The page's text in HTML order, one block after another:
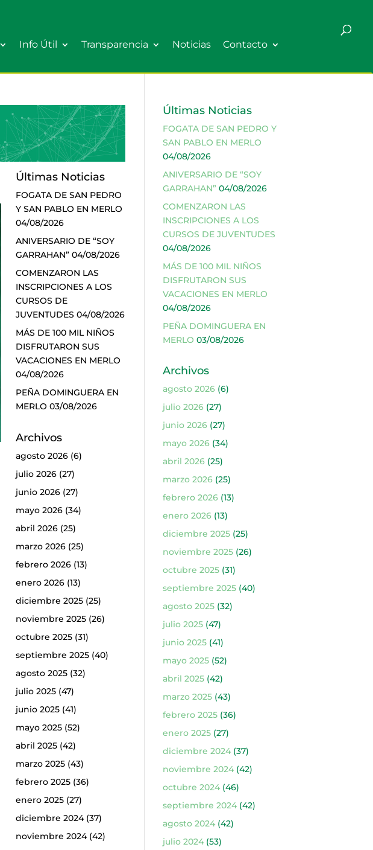
Info Útil Transparencia Noticias Contacto
Últimas Noticias
FOGATA DE SAN PEDRO
Y SAN PABLO EN MERLO
04/08/2026
ANIVERSARIO DE “SOY
GARRAHAN” 04/08/2026
COMENZARON LAS
INSCRIPCIONES A LOS
CURSOS DE
JUVENTUDES 04/08/2026
MÁS DE 100 MIL NIÑOS
DISFRUTARON SUS
VACACIONES EN MERLO
04/08/2026
PEÑA DOMINGUERA EN
MERLO 03/08/2026
Archivos
agosto 2026 (6)
julio 2026 (27)
junio 2026 (27)
mayo 2026 (34)
abril 2026 (25)
marzo 2026 (25)
febrero 2026 (13)
enero 2026 (13)
diciembre 2025 (25)
noviembre 2025 (26)
octubre 2025 (31)
septiembre 2025 (40)
agosto 2025 (32)
julio 2025 (47)
junio 2025 (41)
mayo 2025 (52)
abril 2025 (42)
marzo 2025 (43)
febrero 2025 (36)
enero 2025 (27)
diciembre 2024(37)
noviembre 2024(42)
Últimas Noticias
FOGATA DE SAN PEDRO Y
SAN PABLO EN MERLO
04/08/2026
ANIVERSARIO DE “SOY
GARRAHAN” 04/08/2026
COMENZARON LAS
INSCRIPCIONES A LOS
CURSOS DE JUVENTUDES
04/08/2026
MÁS DE 100 MIL NIÑOS
DISFRUTARON SUS
VACACIONES EN MERLO
04/08/2026
PEÑA DOMINGUERA EN
MERLO 03/08/2026
Archivos
agosto 2026(6)
julio 2026(27)
junio 2026(27)
mayo 2026(34)
abril 2026(25)
marzo 2026(25)
febrero 2026(13)
enero 2026(13)
diciembre 2025(25)
noviembre 2025(26)
octubre 2025(31)
septiembre 2025(40)
agosto 2025(32)
julio 2025(47)
junio 2025(41)
mayo 2025(52)
abril 2025(42)
marzo 2025(43)
febrero 2025(36)
enero 2025(27)
diciembre 2024(37)
noviembre 2024(42)
octubre 2024(46)
septiembre 2024(42)
agosto 2024(42)
julio 2024(53)